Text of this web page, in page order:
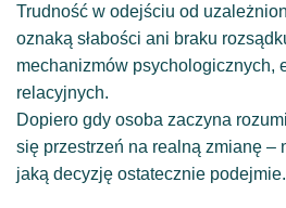
Trudność w odejściu od
oznaką słabości ani braku
mechanizmów psychologicznych,
relacyjnych.
Dopiero gdy osoba zaczyna
się przestrzeń na realną zmianę –
jaką decyzję ostatecznie podejmie.